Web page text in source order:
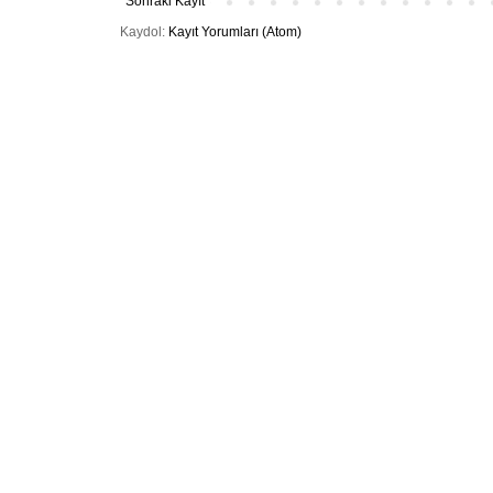
Kaydol: Kayıt Yorumları (Atom)